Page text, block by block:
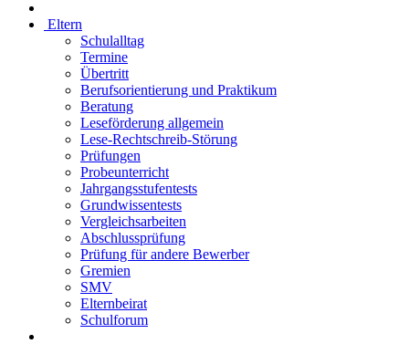
Eltern
Schulalltag
Termine
Übertritt
Berufsorientierung und Praktikum
Beratung
Leseförderung allgemein
Lese-Rechtschreib-Störung
Prüfungen
Probeunterricht
Jahrgangsstufentests
Grundwissentests
Vergleichsarbeiten
Abschlussprüfung
Prüfung für andere Bewerber
Gremien
SMV
Elternbeirat
Schulforum